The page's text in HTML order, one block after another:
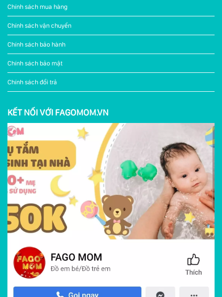
Chính sách mua hàng
Chính sách vận chuyển
Chính sách bảo hành
Chính sách bảo mật
Chính sách đổi trả
KẾT NỐI VỚI FAGOMOM.VN